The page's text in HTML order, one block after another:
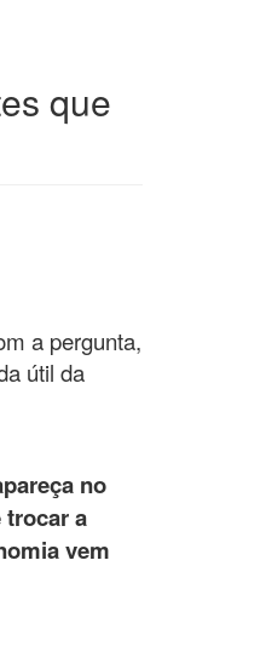
que
a pergunta,
útil da
no
trocar a
vem